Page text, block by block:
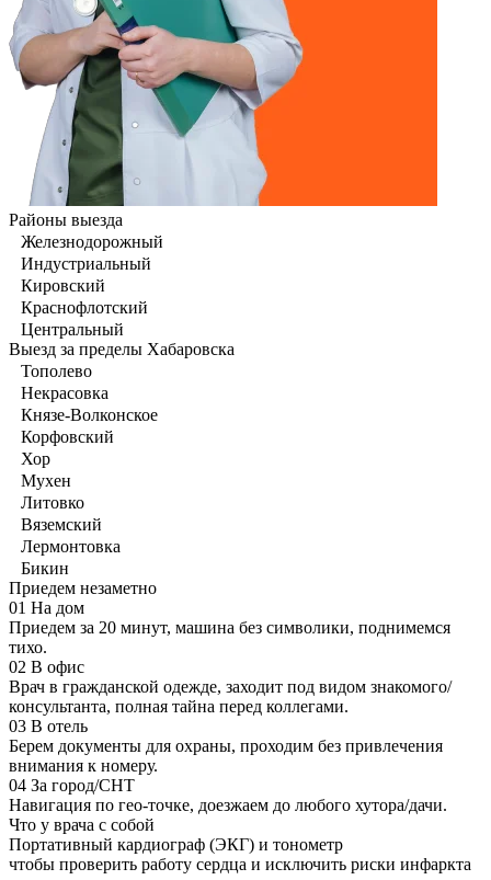
Районы выезда
Железнодорожный
Индустриальный
Кировский
Краснофлотский
Центральный
Выезд за пределы Хабаровска
Тополево
Некрасовка
Князе-Волконское
Корфовский
Хор
Мухен
Литовко
Вяземский
Лермонтовка
Бикин
Приедем незаметно
01 На дом
Приедем за 20 минут, машина без символики, поднимемся
тихо.
02 В офис
Врач в гражданской одежде, заходит под видом знакомого/
консультанта, полная тайна перед коллегами.
03 В отель
Берем документы для охраны, проходим без привлечения
внимания к номеру.
04 За город/СНТ
Навигация по гео-точке, доезжаем до любого хутора/дачи.
Что у врача с собой
Портативный кардиограф (ЭКГ) и тонометр
чтобы проверить работу сердца и исключить риски инфаркта